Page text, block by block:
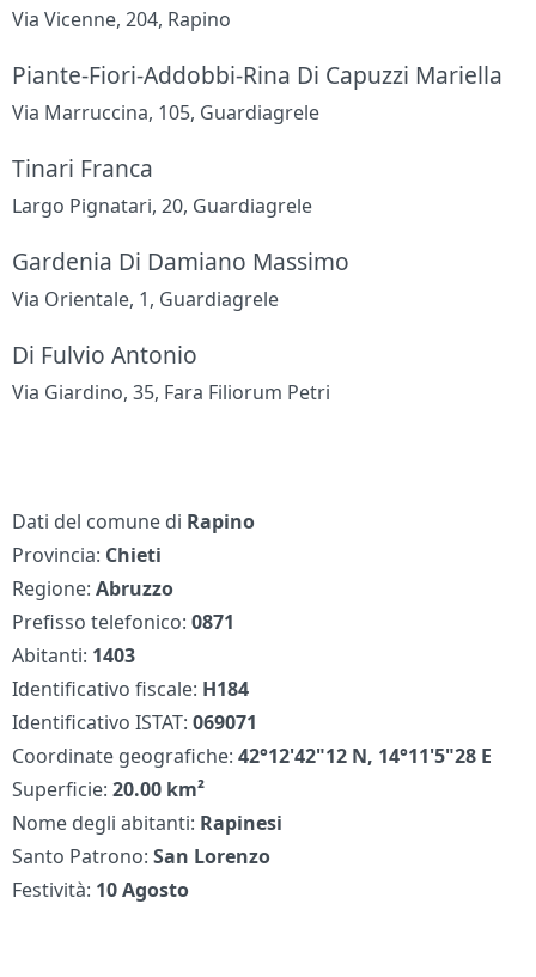
Via Vicenne, 204, Rapino
Piante-Fiori-Addobbi-Rina Di Capuzzi Mariella
Via Marruccina, 105, Guardiagrele
Tinari Franca
Largo Pignatari, 20, Guardiagrele
Gardenia Di Damiano Massimo
Via Orientale, 1, Guardiagrele
Di Fulvio Antonio
Via Giardino, 35, Fara Filiorum Petri
Dati del comune di Rapino
Provincia: Chieti
Regione:Abruzzo
Prefisso telefonico:0871
Abitanti: 1403
Identificativo fiscale: H184
Identificativo ISTAT:069071
Coordinate geografiche:42°12'42"12 N, 14°11'5"28 E
Superficie:20.00 km²
Nome degli abitanti: Rapinesi
Santo Patrono:San Lorenzo
Festività: 10 Agosto